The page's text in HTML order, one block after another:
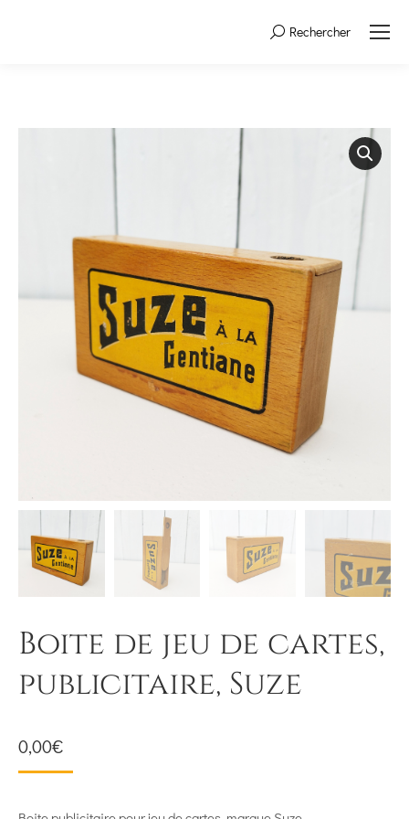
Search:Rechercher
Boite de jeu de cartes,
publicitaire, Suze
0,00€